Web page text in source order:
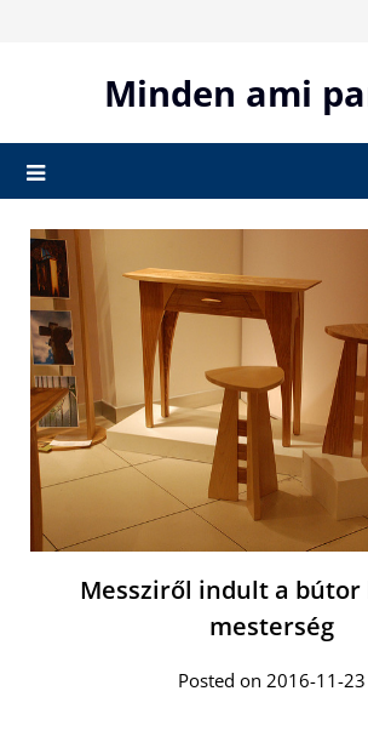
Minden ami
Messziről indult a bútor
mesterség
Posted on 2016-11-23